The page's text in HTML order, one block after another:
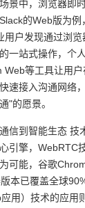
景中，浏览器即
的Web版为例
用户发现通过浏
一站式操作，个
Web等工具让用
速接入沟通网络
"的愿景。
信到智能生态 技
引擎，WebRTC
可能，谷歌
本已覆盖全球
用）技术的应用